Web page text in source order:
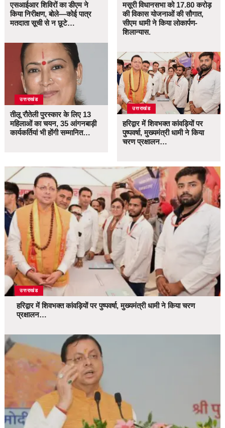
एसआईआर शिविरों का डीएम ने
किया निरीक्षण, बोले—कोई पात्र
मतदाता सूची से न छूटे…
उत्तराखंड
तीलू रौतेली पुरस्कार के लिए 13
महिलाओं का चयन, 35 आंगनबाड़ी
कार्यकर्तियां भी होंगी सम्मानित…
मसूरी विधानसभा को 17.80 करोड़
की विकास योजनाओं की सौगात,
सीएम धामी ने किया लोकार्पण-
शिलान्यास.
उत्तराखंड
हरिद्वार में शिवभक्त कांवड़ियों पर
पुष्पवर्षा, मुख्यमंत्री धामी ने किया
चरण प्रक्षालन…
उत्तराखंड
हरिद्वार में शिवभक्त कांवड़ियों पर पुष्पवर्षा, मुख्यमंत्री धामी ने किया चरण
प्रक्षालन…